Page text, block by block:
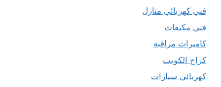
فني كهربائي منازل
فني مكيفات
كاميرات مراقبة
كراج الكويت
كهربائي سيارات